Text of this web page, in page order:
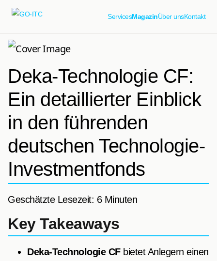
ServicesMagazinÜber unsKontakt
Deka-Technologie CF:
Ein detaillierter Einblick
in den führenden
deutschen Technologie-
Investmentfonds
Geschätzte Lesezeit: 6 Minuten
Key Takeaways
Deka-Technologie CFbietet Anlegern einen